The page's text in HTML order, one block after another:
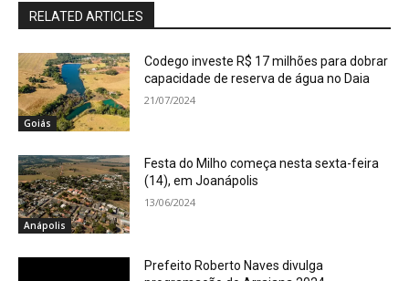
RELATED ARTICLES
Goiás
Codego investe R$ 17 milhões para dobrar
capacidade de reserva de água no Daia
21/07/2024
Anápolis
Festa do Milho começa nesta sexta-feira
(14), em Joanápolis
13/06/2024
Prefeito Roberto Naves divulga